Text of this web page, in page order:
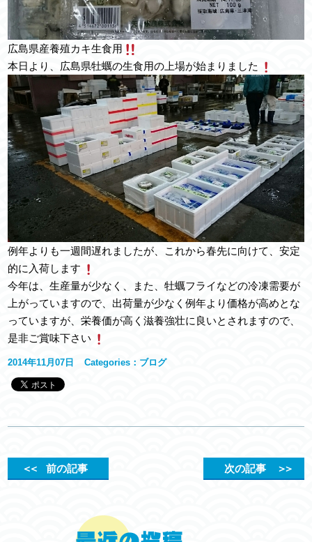
広島県産養殖カキ生食用
本日より、広島県牡蠣の生食用の上場が始まりました
例年よりも一週間遅れましたが、これから春先に向けて、安定
的に入荷します
今年は、生産量が少なく、また、牡蠣フライなどの冷凍需要が
上がっていますので、出荷量が少なく例年より価格が高めとな
っていますが、栄養価が高く滋養強壮に良いとされますので、
是非ご賞味下さい
2014年11月07日 Categories： ブログ
＜＜前の記事 次の記事 ＞＞